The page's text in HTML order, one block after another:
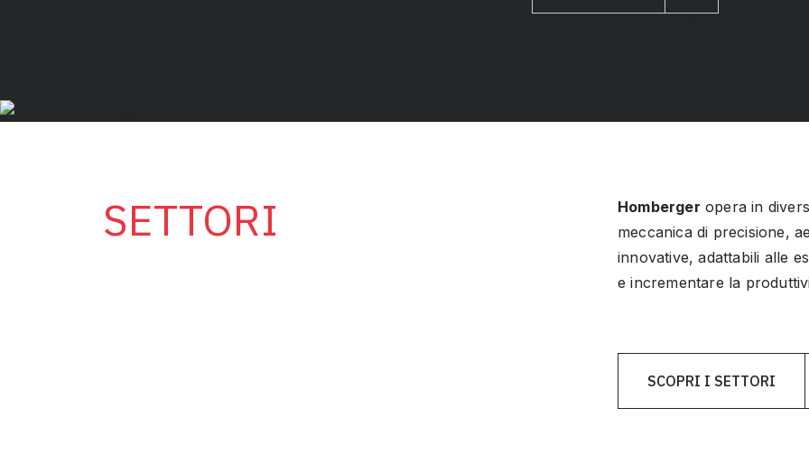
SETTORI Homberger opera in
meccanica di precisione,
innovative, adattabili alle
e incrementare la
SCOPRI I SETTORI